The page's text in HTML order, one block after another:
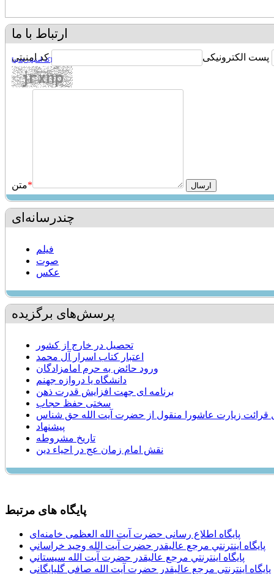
ارتباط با ما
پست الکترونیکی کد امنیتی[کد امنیتی جدید]
متن*
چندرسانه‌ای
فیلم
صوت
عکس
پرسش‌های برگزیده
تحصیل در خارج از کشور
اعتبار کتاب اسرار آل محمد
ورود حائض به حرم امامزادگان
دانشگاه یا دروازه جهنم
برنامه ای جهت افزایش قدرت ذهن
سختی حفظ حجاب
قرائت زیارت عاشورا منقول از حضرت آیت الله حق شناس
پیشنهاد
تاریخ مشروطه
نقش امام زمان عج در احیاء دین
پایگاه های مرتبط
پایگاه اطلاع رسانی حضرت آیت الله العظمی خامنه‌ای
پایگاه اينترنتي مرجع عاليقدر حضرت آيت الله وحيد خراساني
پایگاه اينترنتي مرجع عاليقدر حضرت آيت الله سيستاني
پایگاه اينترنتي مرجع عاليقدر حضرت آيت الله صافي گلپايگاني